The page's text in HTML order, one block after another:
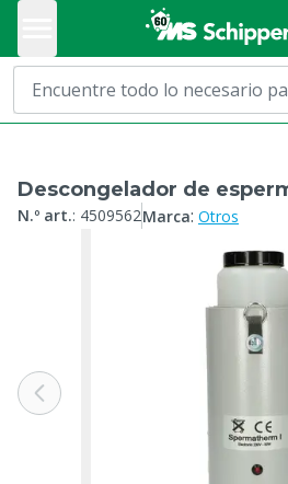
Descongelador de
N.º art.: 4509562Marca: Otros